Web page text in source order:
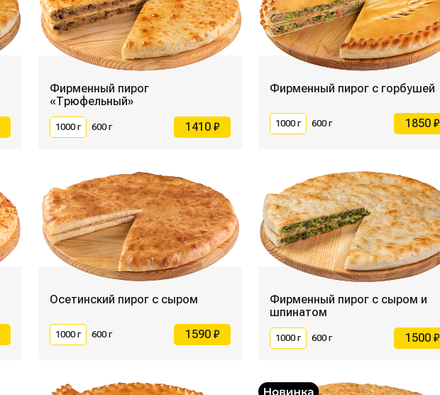
Фирменный пирог
«Трюфельный»
1000 г 600 г 1410 ₽
Фирменный пирог с горбушей
1000 г 600 г 1850 ₽
Осетинский пирог с сыром
1000 г 600 г 1590 ₽
Фирменный пирог с сыром и
шпинатом
1000 г 600 г 1500 ₽